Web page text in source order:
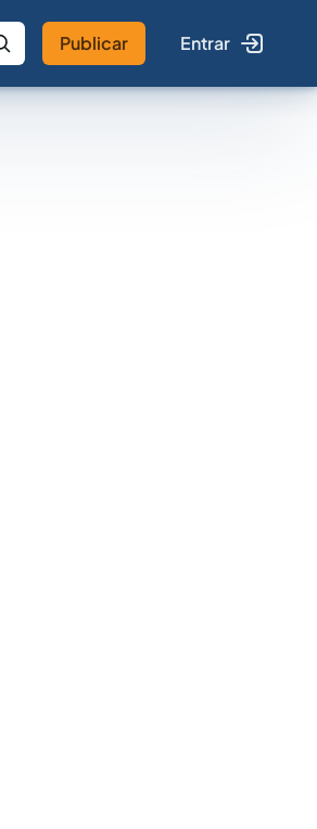
Publicar Entrar